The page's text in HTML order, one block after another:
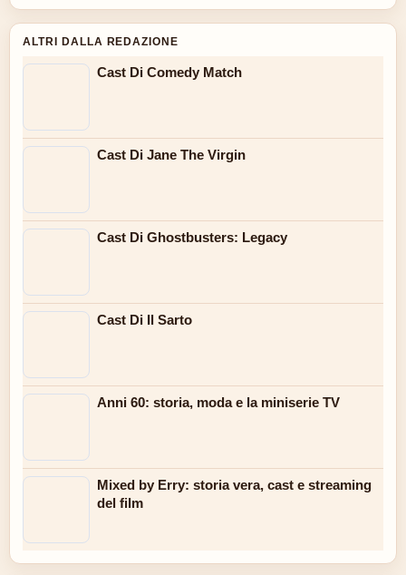
ALTRI DALLA REDAZIONE
Cast Di Comedy Match
Cast Di Jane The Virgin
Cast Di Ghostbusters: Legacy
Cast Di Il Sarto
Anni 60: storia, moda e la miniserie TV
Mixed by Erry: storia vera, cast e streaming
del film